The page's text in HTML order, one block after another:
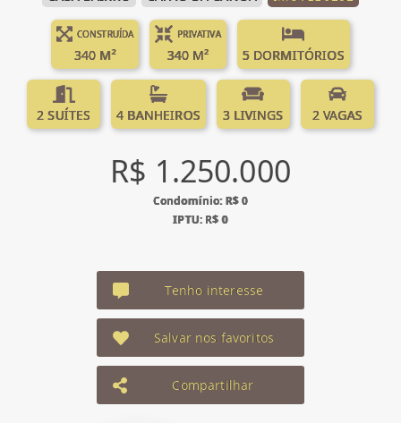
CONSTRUÍDA
340 M²
PRIVATIVA
340 M² 5 DORMITÓRIOS
2 SUÍTES 4 BANHEIROS 3 LIVINGS 2 VAGAS
R$ 1.250.000
Condomínio: R$ 0
IPTU: R$ 0
Tenho interesse
Salvar nos favoritos
Compartilhar